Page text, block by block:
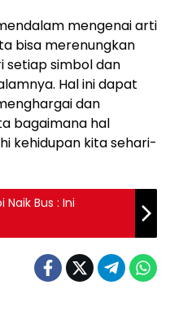
mengenai arti
bisa merenungkan
setiap simbol dan
Hal ini dapat
dan
bagaimana hal
kehidupan kita sehari-
Naik Bus : Ini